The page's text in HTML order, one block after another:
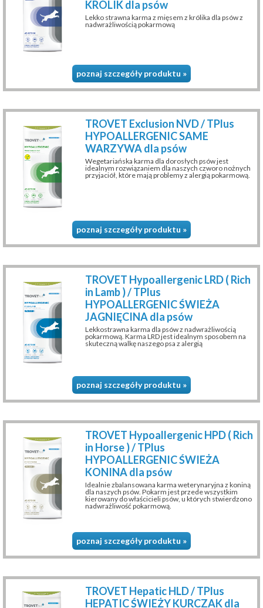
KRÓLIK dla psów
Lekko strawna karma z mięsem z królika dla psów z
nadwrażliwością pokarmową
poznaj szczegóły produktu »
TROVET Exclusion NVD / TPlus
HYPOALLERGENIC SAME
WARZYWA dla psów
Wegetariańska karma dla dorosłych psów jest
idealnym rozwiązaniem dla naszych czworo nożnych
przyjaciół, które mają problemy z alergią pokarmową.
poznaj szczegóły produktu »
TROVET Hypoallergenic LRD ( Rich
in Lamb ) / TPlus
HYPOALLERGENIC ŚWIEŻA
JAGNIĘCINA dla psów
Lekkostrawna karma dla psów z nadwrażliwością
pokarmową. Karma LRD jest idealnym sposobem na
skuteczną walkę naszego psa z alergią
poznaj szczegóły produktu »
TROVET Hypoallergenic HPD ( Rich
in Horse ) / TPlus
HYPOALLERGENIC ŚWIEŻA
KONINA dla psów
Idealnie zbalansowana karma weterynaryjna z koniną
dla naszych psów. Pokarm jest przede wszystkim
kierowany do właścicieli psów, u których stwierdzono
nadwrażliwość pokarmową.
poznaj szczegóły produktu »
TROVET Hepatic HLD / TPlus
HEPATIC ŚWIEŻY KURCZAK dla